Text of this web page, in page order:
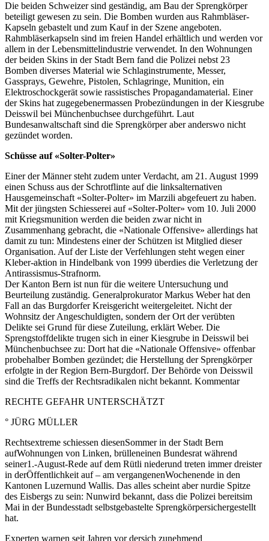
Die beiden Schweizer sind geständig, am Bau der Sprengkörper
beteiligt gewesen zu sein. Die Bomben wurden aus Rahmbläser-
Kapseln gebastelt und zum Kauf in der Szene angeboten.
Rahmbläserkapseln sind im freien Handel erhältlich und werden vor
allem in der Lebensmittelindustrie verwendet. In den Wohnungen
der beiden Skins in der Stadt Bern fand die Polizei nebst 23
Bomben diverses Material wie Schlaginstrumente, Messer,
Gassprays, Gewehre, Pistolen, Schlagringe, Munition, ein
Elektroschockgerät sowie rassistisches Propagandamaterial. Einer
der Skins hat zugegebenermassen Probezündungen in der Kiesgrube
Deisswil bei Münchenbuchsee durchgeführt. Laut
Bundesanwaltschaft sind die Sprengkörper aber anderswo nicht
gezündet worden.
Schüsse auf «Solter-Polter»
Einer der Männer steht zudem unter Verdacht, am 21. August 1999
einen Schuss aus der Schrotflinte auf die linksalternativen
Hausgemeinschaft «Solter-Polter» im Marzili abgefeuert zu haben.
Mit der jüngsten Schiesserei auf «Solter-Polter» vom 10. Juli 2000
mit Kriegsmunition werden die beiden zwar nicht in
Zusammenhang gebracht, die «Nationale Offensive» allerdings hat
damit zu tun: Mindestens einer der Schützen ist Mitglied dieser
Organisation. Auf der Liste der Verfehlungen steht wegen einer
Kleber-aktion in Hindelbank von 1999 überdies die Verletzung der
Antirassismus-Strafnorm.
Der Kanton Bern ist nun für die weitere Untersuchung und
Beurteilung zuständig. Generalprokurator Markus Weber hat den
Fall an das Burgdorfer Kreisgericht weitergeleitet. Nicht der
Wohnsitz der Angeschuldigten, sondern der Ort der verübten
Delikte sei Grund für diese Zuteilung, erklärt Weber. Die
Sprengstoffdelikte trugen sich in einer Kiesgrube in Deisswil bei
Münchenbuchsee zu: Dort hat die «Nationale Offensive» offenbar
probehalber Bomben gezündet; die Herstellung der Sprengkörper
erfolgte in der Region Bern-Burgdorf. Der Behörde von Deisswil
sind die Treffs der Rechtsradikalen nicht bekannt. Kommentar
RECHTE GEFAHR UNTERSCHÄTZT
° JÜRG MÜLLER
Rechtsextreme schiessen diesenSommer in der Stadt Bern
aufWohnungen von Linken, brülleneinen Bundesrat während
seiner1.-August-Rede auf dem Rütli niederund treten immer dreister
in derÖffentlichkeit auf – am vergangenenWochenende in den
Kantonen Luzernund Wallis. Das alles scheint aber nurdie Spitze
des Eisbergs zu sein: Nunwird bekannt, dass die Polizei bereitsim
Mai in der Bundesstadt selbstgebastelte Sprengkörpersichergestellt
hat.
Experten warnen seit Jahren vor dersich zunehmend